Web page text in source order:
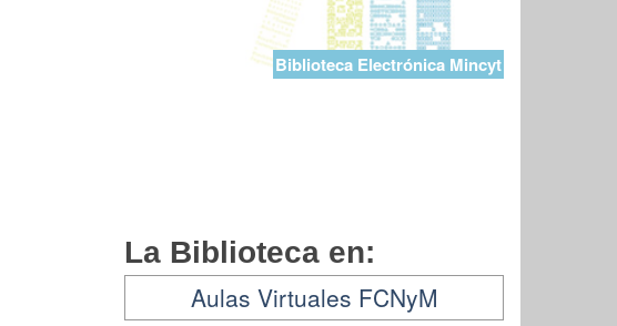
Biblioteca Electrónica Mincyt
La Biblioteca en:
Aulas Virtuales FCNyM